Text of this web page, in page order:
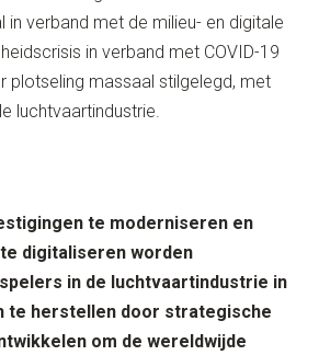
in verband met de milieu- en digitale
in verband met COVID-19
plotseling massaal stilgelegd, met
luchtvaartindustrie.
te moderniseren en
digitaliseren worden
in de luchtvaartindustrie in
te herstellen door strategische
om de wereldwijde